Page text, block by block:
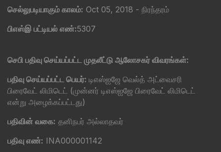
செல்லுபடியாகும் காலம்: Oct 05, 2018 - நிரந்தரம்
பிஎஸ்இ பட்டியல் எண்:5307
செபி பதிவு செய்யப்பட்ட முதலீட்டு ஆலோசகர் விவரங்கள்:
பதிவு செய்யப்பட்ட பெயர்: டிஎஸ்ஐஜே வெல்த் அட்வைசரி
பிரைவேட் லிமிடெட் (முன்னர் டிஎஸ்ஐஜே பிரைவேட் லிமிடெட்
என்று அழைக்கப்பட்டது)
பதிவின் வகை: தனிநபர் அல்லாதவர்
பதிவு எண்: INA000001142